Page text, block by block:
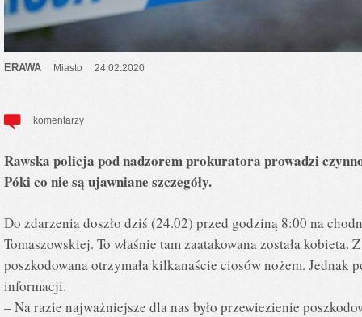
ERAWA Miasto 24.02.2020
komentarzy
Rawska policja pod nadzorem prokuratora prowadzi
Póki co nie są ujawniane szczegóły.
Do zdarzenia doszło dziś (24.02) przed godziną 8:00 na
Tomaszowskiej. To właśnie tam zaatakowana została
poszkodowana otrzymała kilkanaście ciosów nożem.
informacji.
– Na razie najważniejsze dla nas było przewiezienie